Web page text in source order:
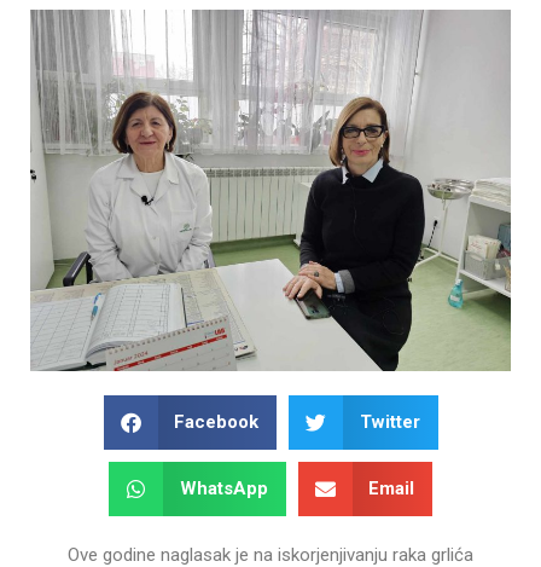
Facebook Twitter
WhatsApp Email
Ove godine naglasak je na iskorjenjivanju raka grlića